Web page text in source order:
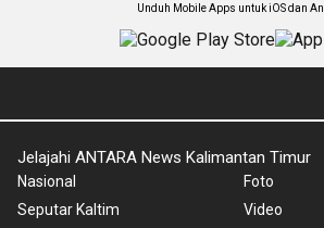
Unduh Mobile Apps untuk iOS dan
Jelajahi ANTARA News Kalimantan Timur
Nasional
Seputar Kaltim
Foto
Video